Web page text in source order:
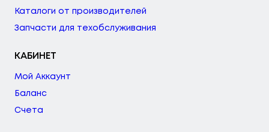
Каталоги от производителей
Запчасти для техобслуживания
КАБИНЕТ
Мой Аккаунт
Баланс
Счета